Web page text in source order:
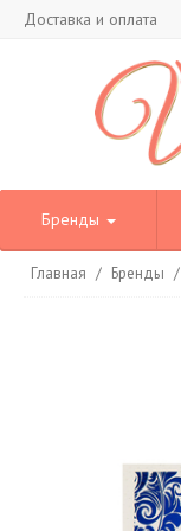
Доставка и оплата
Бренды
Главная / Бренды /